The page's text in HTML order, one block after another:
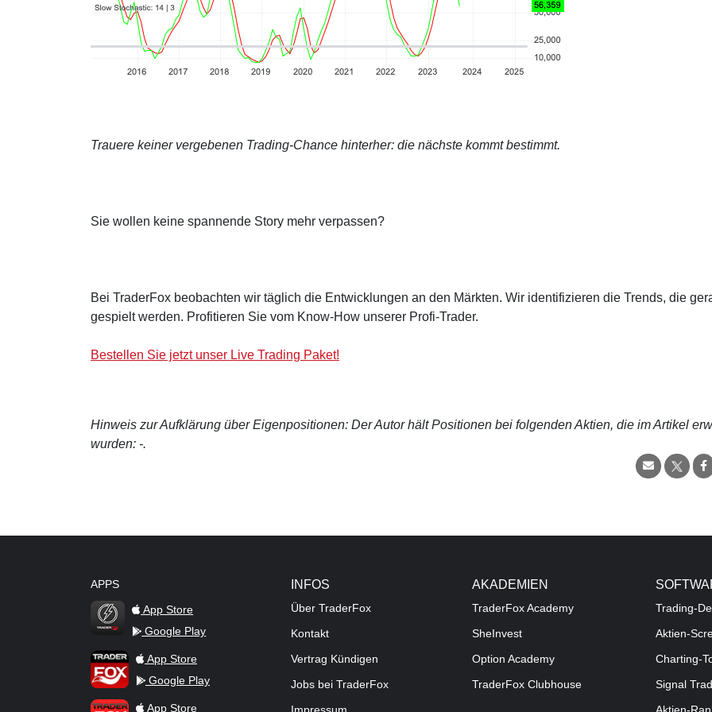
Trauere keiner vergebenen Trading-Chance hinterher: die nächste kommt bestimmt.
Sie wollen keine spannende Story mehr verpassen?
Bei TraderFox beobachten wir täglich die Entwicklungen an den Märkten. Wir identifizieren die Trends, die
gespielt werden. Profitieren Sie vom Know-How unserer Profi-Trader.
Bestellen Sie jetzt unser Live Trading Paket!
Hinweis zur Aufklärung über Eigenpositionen: Der Autor hält Positionen bei folgenden Aktien, die im Artikel
wurden: -.
APPS
TraderFox Flash
App Store
Google Play
TraderFox AppApp Store
Google Play
TraderFox ProApp Store
INFOS
Über TraderFox
Kontakt
Vertrag Kündigen
Jobs bei TraderFox
AKADEMIEN
TraderFox Academy
SheInvest
Option Academy
TraderFox Clubhouse
Trading-
Aktien-
Charting-
Signal